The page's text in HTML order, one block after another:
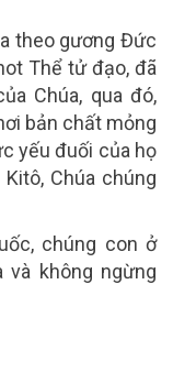
theo gương Đức
Thể tử đạo, đã
Chúa, qua đó,
bản chất mỏng
yếu đuối của họ
Chúa chúng
chúng con ở
và không ngừng